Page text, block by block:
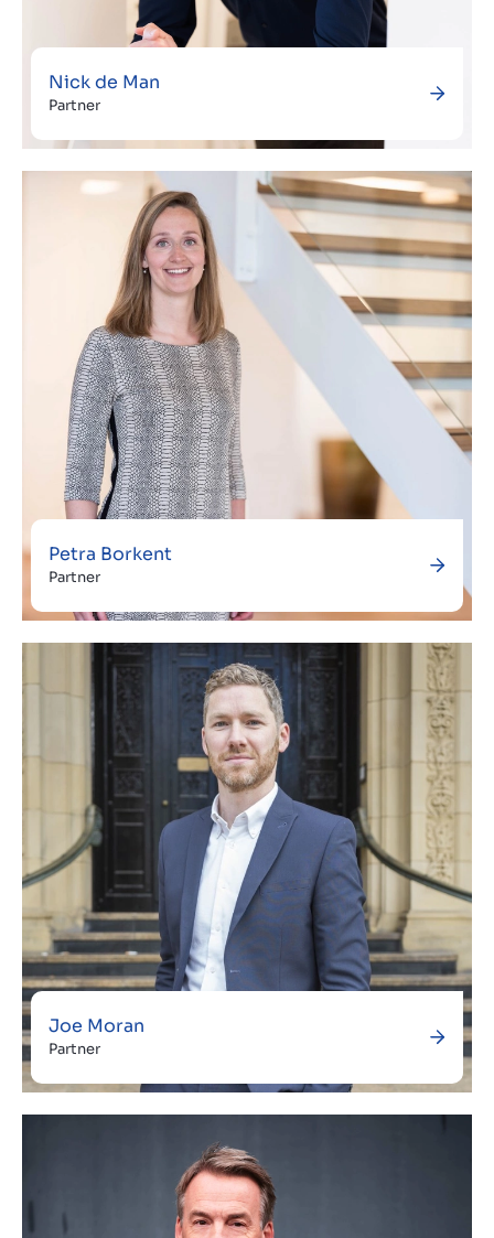
Nick de Man
Partner
Petra Borkent
Partner
Joe Moran
Partner